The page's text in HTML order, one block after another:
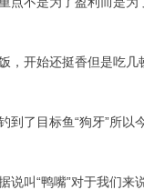
，开始还挺香但是吃
到了目标鱼“狗牙”所
说叫“鸭嘴”对于我们